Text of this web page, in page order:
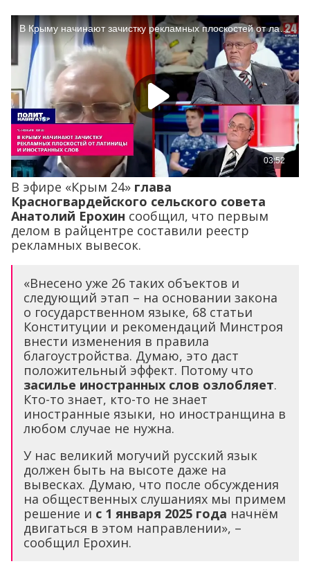
В эфире «Крым 24» глава
Красногвардейского сельского совета
Анатолий Ерохин сообщил, что первым
делом в райцентре составили реестр
рекламных вывесок.
«Внесено уже 26 таких объектов и
следующий этап – на основании закона
о государственном языке, 68 статьи
Конституции и рекомендаций Минстроя
внести изменения в правила
благоустройства. Думаю, это даст
положительный эффект. Потому что
засилье иностранных слов озлобляет.
Кто-то знает, кто-то не знает
иностранные языки, но иностранщина в
любом случае не нужна.
У нас великий могучий русский язык
должен быть на высоте даже на
вывесках. Думаю, что после обсуждения
на общественных слушаниях мы примем
решение и с 1 января 2025 года начнём
двигаться в этом направлении», –
сообщил Ерохин.